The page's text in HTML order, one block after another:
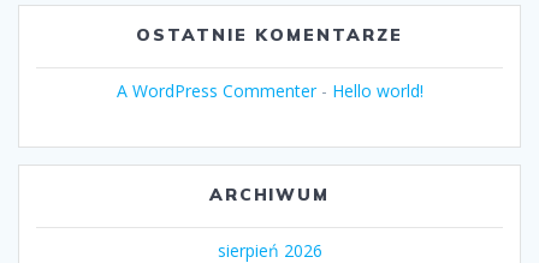
OSTATNIE KOMENTARZE
A WordPress Commenter- Hello world!
ARCHIWUM
sierpień 2026